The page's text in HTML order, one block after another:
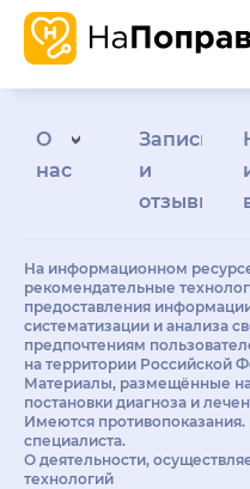
О
нас
Запись
и
отзывы
На информационном
рекомендательные
предоставления
систематизации и анализа
предпочтениям
на территории Российской
Материалы, размещённые
постановки диагноза и
Имеются
специалиста.
О деятельности,
технологий